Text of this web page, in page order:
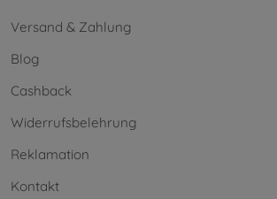
Versand & Zahlung
Blog
Cashback
Widerrufsbelehrung
Reklamation
Kontakt